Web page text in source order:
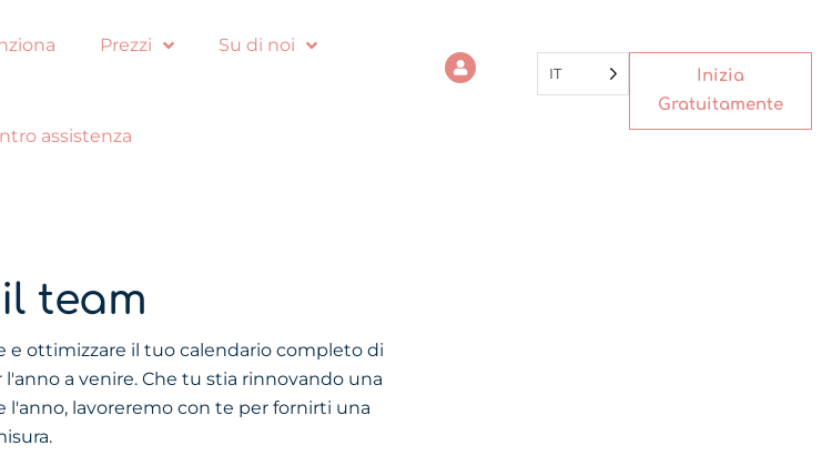
Prezzi Su di noi
assistenza
IT
Inizia
Gratuitamente
team
ottimizzare il tuo calendario completo di
a venire. Che tu stia rinnovando una
lavoreremo con te per fornirti una